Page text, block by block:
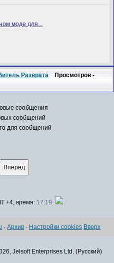
моде для...
Разврата Просмотров -
сообщения
сообщений
для сообщений
+4, время: 17:19.
- Архив - Настройки cookies Вверх
Jelsoft Enterprises Ltd. (Русский)